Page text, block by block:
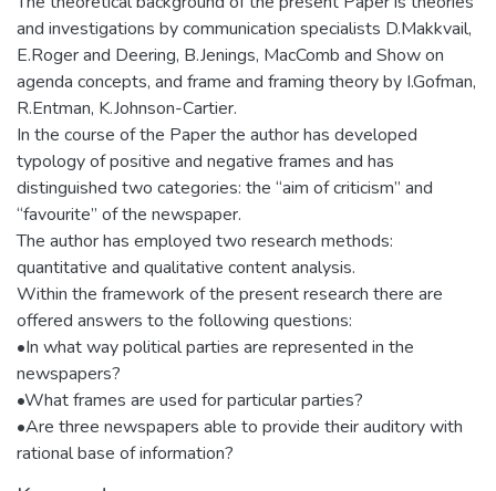
and investigations by communication specialists D.Makkvail,
E.Roger and Deering, B.Jenings, MacComb and Show on
agenda concepts, and frame and framing theory by I.Gofman,
R.Entman, K.Johnson-Cartier.
In the course of the Paper the author has developed
typology of positive and negative frames and has
distinguished two categories: the “aim of criticism” and
“favourite” of the newspaper.
The author has employed two research methods:
quantitative and qualitative content analysis.
Within the framework of the present research there are
offered answers to the following questions:
•In what way political parties are represented in the
newspapers?
•What frames are used for particular parties?
•Are three newspapers able to provide their auditory with
rational base of information?